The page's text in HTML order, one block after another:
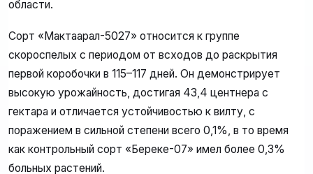
области.
Сорт «Мактаарал-5027» относится к группе
скороспелых с периодом от всходов до раскрытия
первой коробочки в 115–117 дней. Он демонстрирует
высокую урожайность, достигая 43,4 центнера с
гектара и отличается устойчивостью к вилту, с
поражением в сильной степени всего 0,1%, в то время
как контрольный сорт «Береке-07» имел более 0,3%
больных растений.